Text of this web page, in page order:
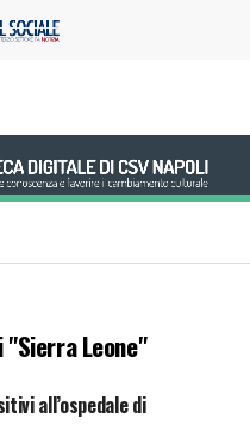
Leone"
all’ospedale di